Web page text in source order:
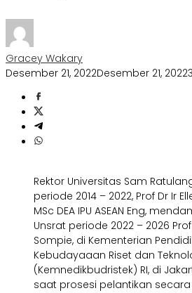
Gracey Wakary
Desember 21, 2022Desember 21, 2022
Rektor Universitas Sam
periode 2014 – 2022, Prof Dr Ir
MSc DEA IPU ASEAN Eng,
Unsrat periode 2022 – 2026
Sompie, di Kementerian
Kebudayaaan Riset dan
(Kemnedikbudristek) RI, di
saat prosesi pelantikan secara